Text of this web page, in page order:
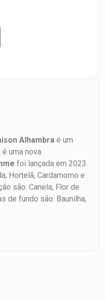
Alhambra é um
uma nova
foi lançada em 2023.
Hortelã, Cardamomo e
são: Canela, Flor de
de fundo são: Baunilha,